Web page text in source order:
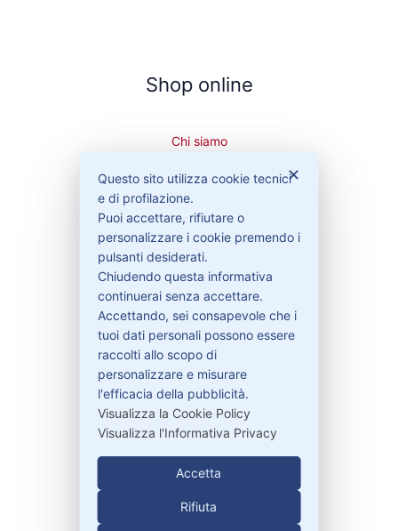
Shop online
Chi siamo
Privacy Policy
Condizioni di vendita
Spedizioni e recesso
Bisogno di aiuto?
Contattaci
Garanzie
Contatti
✕
Questo sito utilizza cookie tecnici
e di profilazione.
Puoi accettare, rifiutare o
personalizzare i cookie premendo i
pulsanti desiderati.
Chiudendo questa informativa
continuerai senza accettare.
Accettando, sei consapevole che i
tuoi dati personali possono essere
raccolti allo scopo di
personalizzare e misurare
l'efficacia della pubblicità.
Visualizza la Cookie Policy
Visualizza l'Informativa Privacy
Accetta
Rifiuta